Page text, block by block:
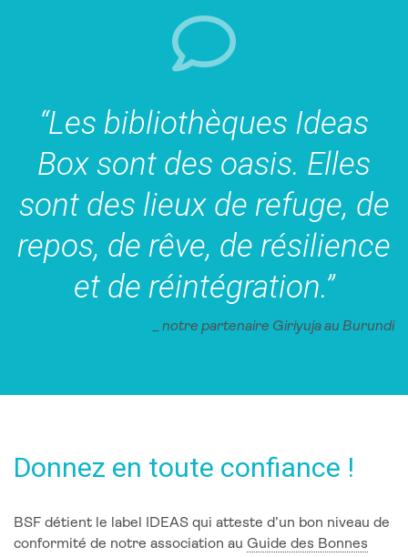
“Les bibliothèques Ideas
Box sont des oasis. Elles
sont des lieux de refuge, de
repos, de rêve, de résilience
et de réintégration.”
_ notre partenaire Giriyuja au Burundi
Donnez en toute confiance !
BSF détient le label IDEAS qui atteste d’un bon niveau de
conformité de notre association au Guide des Bonnes